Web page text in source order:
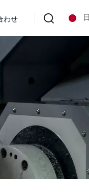
わせ
español
日本語
한국의